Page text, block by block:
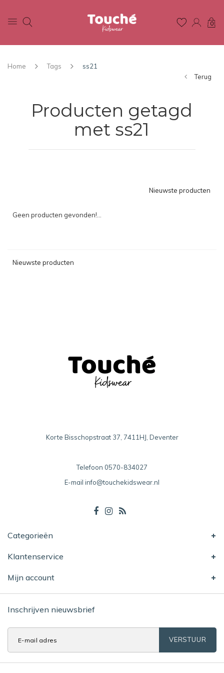
0
Home Tags
ss21
Terug
Producten getagd
met ss21
Nieuwste producten
Geen producten gevonden!...
Nieuwste producten
Korte Bisschopstraat 37, 7411HJ, Deventer
Telefoon 0570-834027
E-mail info@touchekidswear.nl
Categorieën
Klantenservice
Mijn account
Inschrijven nieuwsbrief
VERSTUUR